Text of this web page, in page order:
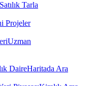
Satılık Tarla
Projeler
Uzman
DaireHaritada Ara